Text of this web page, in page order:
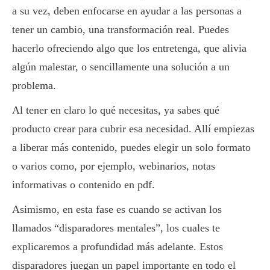
a su vez, deben enfocarse en ayudar a las personas a
tener un cambio, una transformación real. Puedes
hacerlo ofreciendo algo que los entretenga, que alivia
algún malestar, o sencillamente una solución a un
problema.
Al tener en claro lo qué necesitas, ya sabes qué
producto crear para cubrir esa necesidad. Allí empiezas
a liberar más contenido, puedes elegir un solo formato
o varios como, por ejemplo, webinarios, notas
informativas o contenido en pdf.
Asimismo, en esta fase es cuando se activan los
llamados “disparadores mentales”, los cuales te
explicaremos a profundidad más adelante. Estos
disparadores juegan un papel importante en todo el